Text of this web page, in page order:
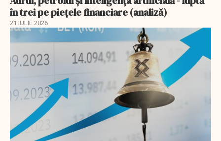
în trei pe piețele financiare (analiză)
21 IULIE 2026